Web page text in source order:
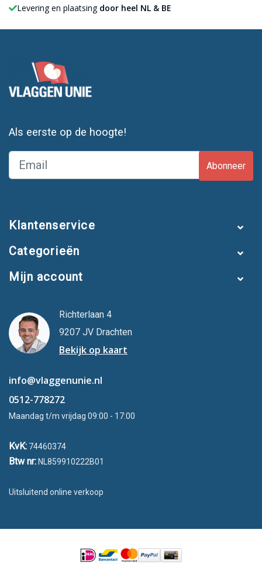
Levering en plaatsing door heel NL & BE
Als eerste op de hoogte!
Abonneer
Klantenservice
Categorieën
Mijn account
Richterlaan 4
9207 JV Drachten
Bekijk op kaart
info@vlaggenunie.nl
0512-778272
Maandag t/m vrijdag 09:00 - 17:00
KvK: 74460374
Btw nr: NL859910222B01
Uitsluitend online verkoop